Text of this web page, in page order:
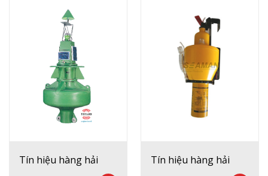
Tín hiệu hàng hải Tín hiệu hàng hải